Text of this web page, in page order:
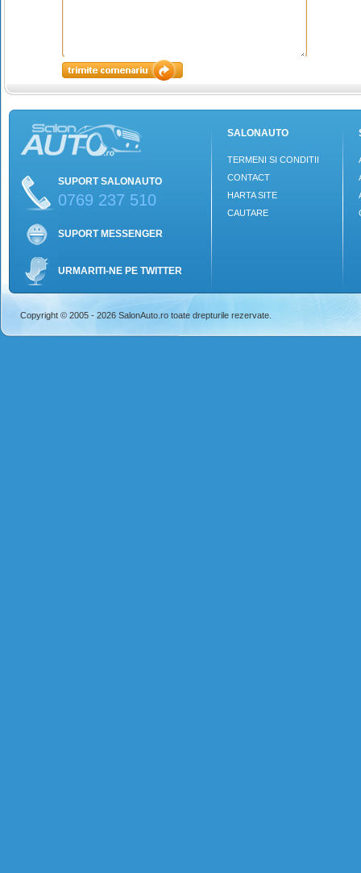
SUPORT SALONAUTO
0769 237 510
SUPORT MESSENGER
URMARITI-NE PE TWITTER
SALONAUTO
TERMENI SI CONDITII
CONTACT
HARTA SITE
CAUTARE
Copyright © 2005 - 2026 SalonAuto.ro toate drepturile rezervate.